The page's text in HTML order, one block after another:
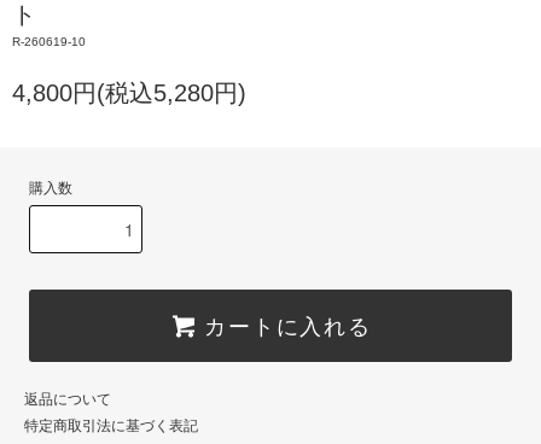
ト
R-260619-10
4,800円(税込5,280円)
購入数
カートに入れる
返品について
特定商取引法に基づく表記